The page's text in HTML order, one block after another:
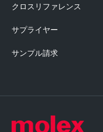
クロスリファレンス
サプライヤー
サンプル請求